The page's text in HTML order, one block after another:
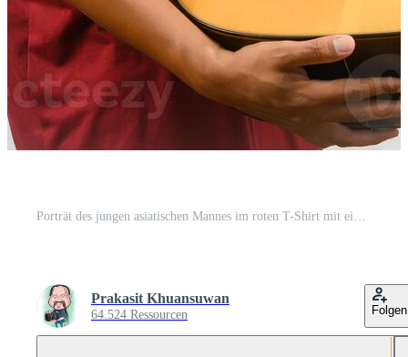
Porträt des jungen asiatischen Mannes im roten T-Shirt mit einer akustischen Gitarre, die auf weißem Hintergrund isoliert ist Pro Foto
Prakasit Khuansuwan
64.524 Ressourcen Folgen